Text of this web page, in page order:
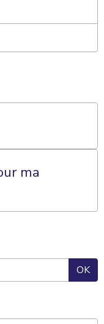
ma
OK